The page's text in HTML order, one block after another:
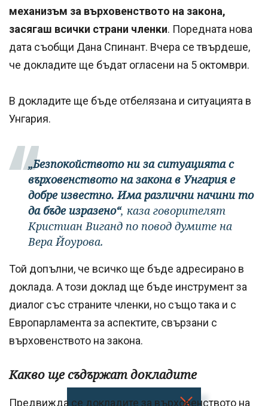
механизъм за върховенството на закона,
засягаш всички страни членки. Поредната нова
дата съобщи Дана Спинант. Вчера се твърдеше,
че докладите ще бъдат огласени на 5 октомври.
В докладите ще бъде отбелязана и ситуацията в
Унгария.
„Безпокойството ни за ситуацията с
върховенството на закона в Унгария е
добре известно. Има различни начини то
да бъде изразено“, каза говорителят
Кристиан Виганд по повод думите на
Вера Йоурова.
Той допълни, че всичко ще бъде адресирано в
доклада. А този доклад ще бъде инструмент за
диалог със страните членки, но също така и с
Европарламента за аспектите, свързани с
върховенството на закона.
Какво ще съдържат докладите
Предвижда се докладите за върховенството на